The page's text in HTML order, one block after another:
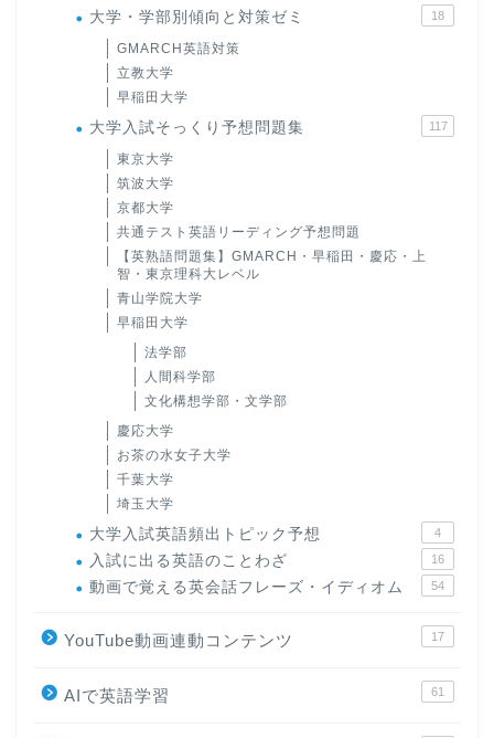
大学・学部別傾向と対策ゼミ 18
GMARCH英語対策
立教大学
早稲田大学
大学入試そっくり予想問題集 117
東京大学
筑波大学
京都大学
共通テスト英語リーディング予想問題
【英熟語問題集】GMARCH・早稲田・慶応・上
智・東京理科大レベル
青山学院大学
早稲田大学
法学部
人間科学部
文化構想学部・文学部
慶応大学
お茶の水女子大学
千葉大学
埼玉大学
大学入試英語頻出トピック予想 4
入試に出る英語のことわざ 16
動画で覚える英会話フレーズ・イディオム 54
YouTube動画連動コンテンツ 17
AIで英語学習 61